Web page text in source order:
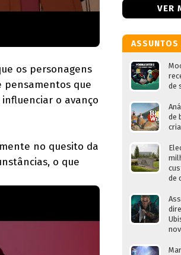
os personagens
pensamentos que
o avanço
no quesito da
o que
VER
ASSUNTOS
de
de
de